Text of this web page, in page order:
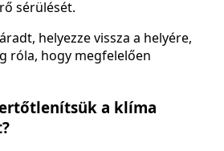
sérülését.
helyezze vissza a helyére,
róla, hogy megfelelően
a klíma